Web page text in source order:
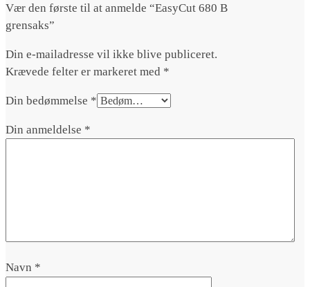
Vær den første til at anmelde “EasyCut 680 B
grensaks”
Din e-mailadresse vil ikke blive publiceret.
Krævede felter er markeret med *
Din bedømmelse *
Din anmeldelse *
Navn *